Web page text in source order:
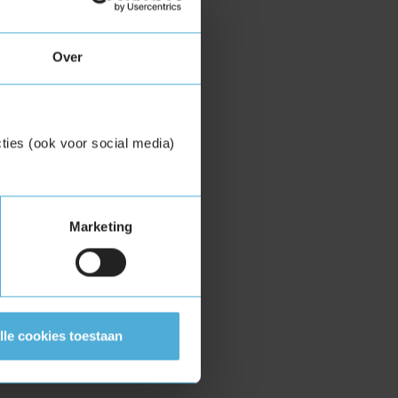
Over
(ook voor social media)
Marketing
cookies toestaan